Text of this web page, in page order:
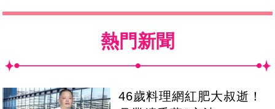
熱門新聞
46歲料理網紅肥大叔逝！